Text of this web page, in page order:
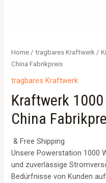
Home /tragbares Kraftwerk /
China Fabrikpreis
tragbares Kraftwerk
Kraftwerk
China
& Free Shipping
Unsere Powerstation 1000
und zuverlässige
Bedürfnisse von Kunden